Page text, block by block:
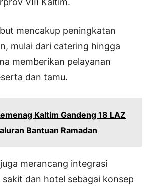
mencakup peningkatan
mulai dari catering hingga
memberikan pelayanan
dan tamu.
Kaltim Gandeng 18 LAZ
Bantuan Ramadan
merancang integrasi
sakit dan hotel sebagai konsep